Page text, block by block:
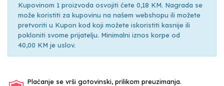
Kupovinom 1 proizvoda osvojiti ćete 0,18 KM. Nagrada se
može koristiti za kupovinu na našem webshopu ili možete
pretvoriti u Kupon kod koji možete iskoristiti kasnije ili
pokloniti svome prijatelju. Minimalni iznos korpe od
40,00 KM je uslov.
Plaćanje se vrši gotovinski, prilikom preuzimanja.